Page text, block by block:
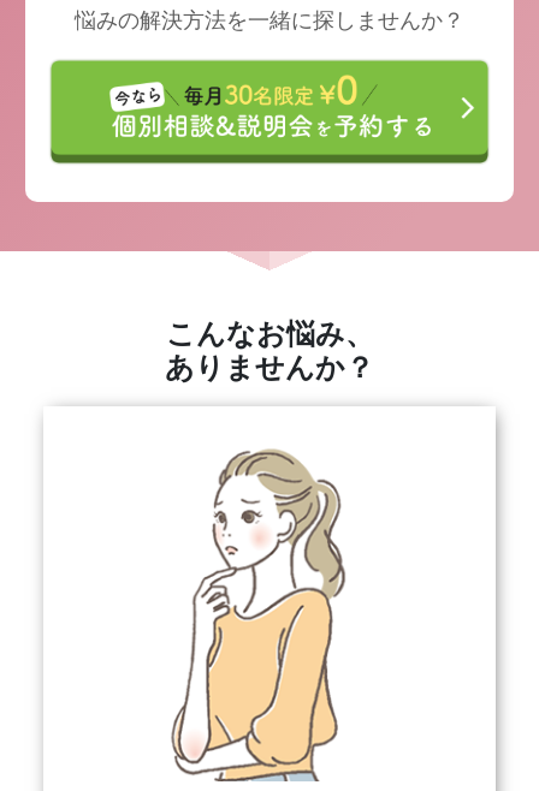
悩みの解決方法を一緒に探しませんか？
こんなお悩み、
ありませんか？